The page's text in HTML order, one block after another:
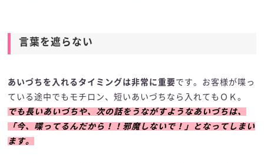
言葉を遮らない
あいづちを入れるタイミングは非常に重要です。お客様が喋っ
ている途中でもモチロン、短いあいづちなら入れてもＯＫ。
でも長いあいづちや、次の話をうながすようなあいづちは、
「今、喋ってるんだから！！邪魔しないで！」となってしまい
ます。